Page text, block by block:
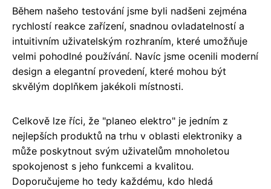
Během našeho testování jsme byli nadšeni zejména
rychlostí reakce zařízení, snadnou ovladatelností a
intuitivním uživatelským rozhraním, které umožňuje
velmi pohodlné používání. Navíc jsme ocenili moderní
design a elegantní provedení, které mohou být
skvělým doplňkem jakékoli místnosti.
Celkově lze říci, že "planeo elektro" je jedním z
nejlepších produktů na trhu v oblasti elektroniky a
může poskytnout svým uživatelům mnoholetou
spokojenost s jeho funkcemi a kvalitou.
Doporučujeme ho tedy každému, kdo hledá